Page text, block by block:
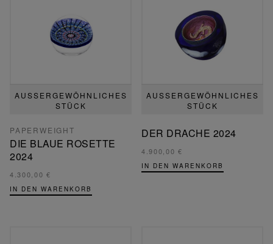
AUSSERGEWÖHNLICHES S
TÜCK
PAPERWEIGHT
DIE BLAUE ROSETTE
2024
4.300,00 €
IN DEN WARENKORB
AUSSERGEWÖHNLICHES S
TÜCK
DER DRACHE 2024
4.900,00 €
IN DEN WARENKORB